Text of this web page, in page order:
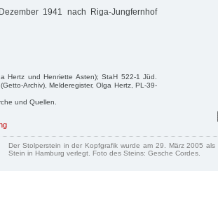
1941 nach Riga-Jungfernhof
und Henriette Asten); StaH 522-1 Jüd.
Archiv), Melderegister, Olga Hertz, PL-39-
und Quellen.
Der Stolperstein in der Kopfgrafik wurde am 29. März 2005 als
Stein in Hamburg verlegt. Foto des Steins: Gesche Cordes.